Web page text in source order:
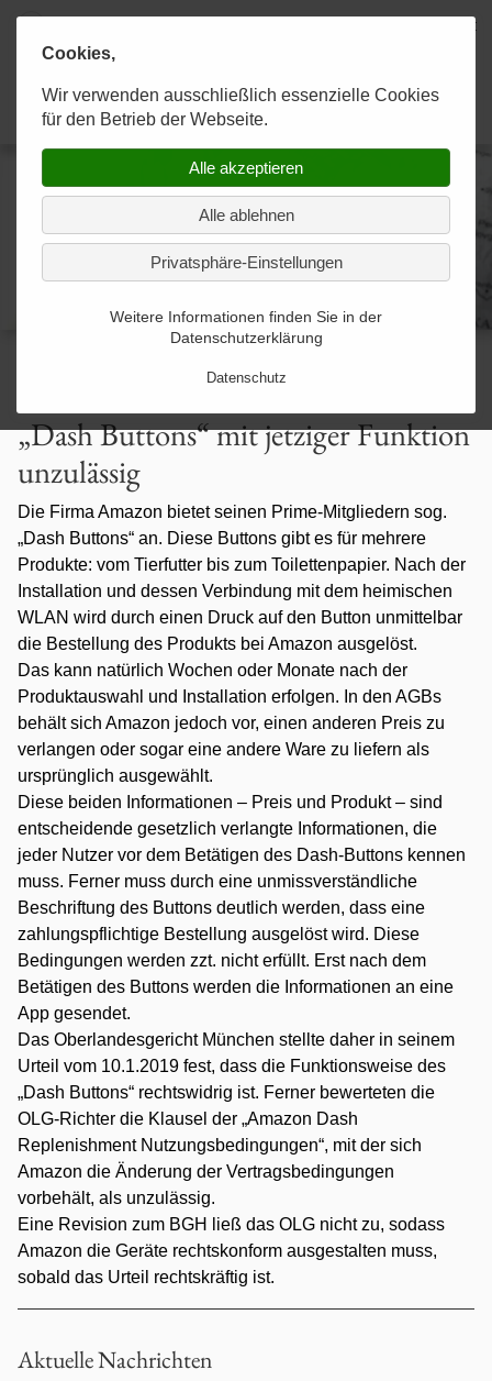
Cookies,
Wir verwenden ausschließlich essenzielle Cookies
für den Betrieb der Webseite.
Alle akzeptieren
Alle ablehnen
Privatsphäre-Einstellungen
Weitere Informationen finden Sie in der
Datenschutzerklärung
Datenschutz
KANZLEI
Strategien zum Erfolg
RECHTSGEBIETE
Allgemeines Zivilrecht
Baurecht
Betäubungsmittelstrafrecht
Erbrecht
Fahrerlaubnis- / Führerscheinrecht
Familienrecht
Gesellschaftsrecht
Gewerberaummietrecht
Handels- und Vertragsrecht
Immobilienrecht
Individualarbeitsrecht
Internationales Privatrecht
Internationales Wirtschaftsrecht
Jugendstrafrecht
Kaufrecht
Kündigungsschutzrecht
KONTAKT
Kontakt-Formular-gesendet
Karaahmetoğlu & Kollegen
Anwaltskanzlei
„Dash Buttons“ mit jetziger Funktion
unzulässig
Die Firma Amazon bietet seinen Prime-Mitgliedern sog.
„Dash Buttons“ an. Diese Buttons gibt es für mehrere
Produkte: vom Tierfutter bis zum Toilettenpapier. Nach der
Installation und dessen Verbindung mit dem heimischen
WLAN wird durch einen Druck auf den Button unmittelbar
die Bestellung des Produkts bei Amazon ausgelöst.
Das kann natürlich Wochen oder Monate nach der
Produktauswahl und Installation erfolgen. In den AGBs
behält sich Amazon jedoch vor, einen anderen Preis zu
verlangen oder sogar eine andere Ware zu liefern als
ursprünglich ausgewählt.
Diese beiden Informationen – Preis und Produkt – sind
entscheidende gesetzlich verlangte Informationen, die
jeder Nutzer vor dem Betätigen des Dash-Buttons kennen
muss. Ferner muss durch eine unmissverständliche
Beschriftung des Buttons deutlich werden, dass eine
zahlungspflichtige Bestellung ausgelöst wird. Diese
Bedingungen werden zzt. nicht erfüllt. Erst nach dem
Betätigen des Buttons werden die Informationen an eine
App gesendet.
Das Oberlandesgericht München stellte daher in seinem
Urteil vom 10.1.2019 fest, dass die Funktionsweise des
„Dash Buttons“ rechtswidrig ist. Ferner bewerteten die
OLG-Richter die Klausel der „Amazon Dash
Replenishment Nutzungsbedingungen“, mit der sich
Amazon die Änderung der Vertragsbedingungen
vorbehält, als unzulässig.
Eine Revision zum BGH ließ das OLG nicht zu, sodass
Amazon die Geräte rechtskonform ausgestalten muss,
sobald das Urteil rechtskräftig ist.
Aktuelle Nachrichten